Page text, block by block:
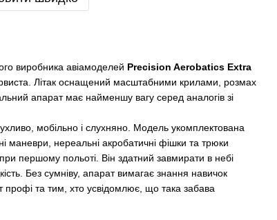
виробника авіамоделей Precision Aerobatics Extra
Літак оснащений масштабними крилами, розмах
апарат має найменшу вагу серед аналогів зі
мобільно і слухняно. Модель укомплектована
маневри, нереальні акробатичні фішки та трюки
першому польоті. Він здатний завмирати в небі
Без сумніву, апарат вимагає знання навичок
та тим, хто усвідомлює, що така забава